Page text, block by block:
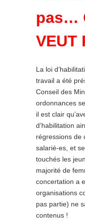
pas…
VEUT
La loi
travail a été
Conseil des
ordonnances
il est clair
d’habilitation
régressions de
salarié-es, et
touchés les
majorité de
concertation a
organisations
pas partie) ne
contenus !